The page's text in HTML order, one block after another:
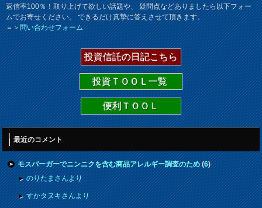
返信率100％！取り上げて欲しい話題や、 疑問点などありましたら以下フォー
ムでお寄せください。 できるだけ真摯に答えさせて頂きます。
＝＞問い合わせフォーム
投資信託の日記こちら
投資ＴＯＯＬ一覧
便利ＴＯＯＬ
最近のコメント
モスバーガーでニンニクを含む商品アレルギー調査のため(6)
のりたまさんより
すかタヌキさんより